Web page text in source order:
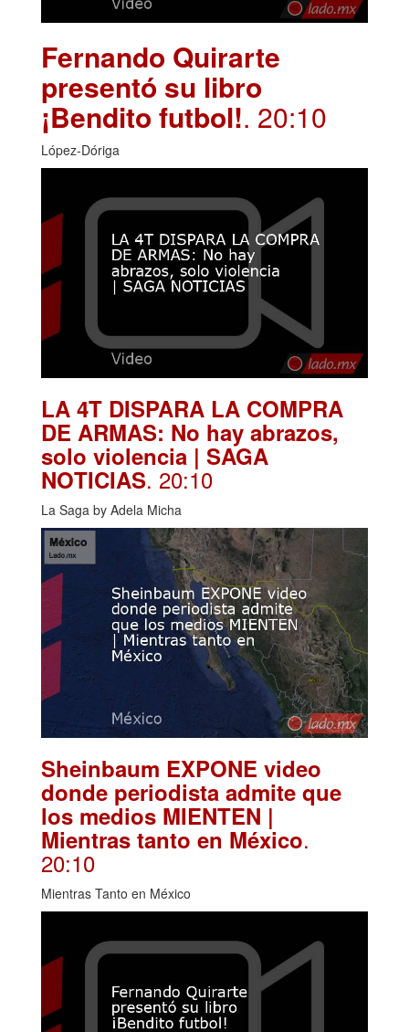
Fernando Quirarte
presentó su libro
¡Bendito futbol!. 20:10
López-Dóriga
LA 4T DISPARA LA COMPRA
DE ARMAS: No hay abrazos,
solo violencia | SAGA
NOTICIAS. 20:10
La Saga by Adela Micha
Sheinbaum EXPONE video
donde periodista admite que
los medios MIENTEN |
Mientras tanto en México.
20:10
Mientras Tanto en México